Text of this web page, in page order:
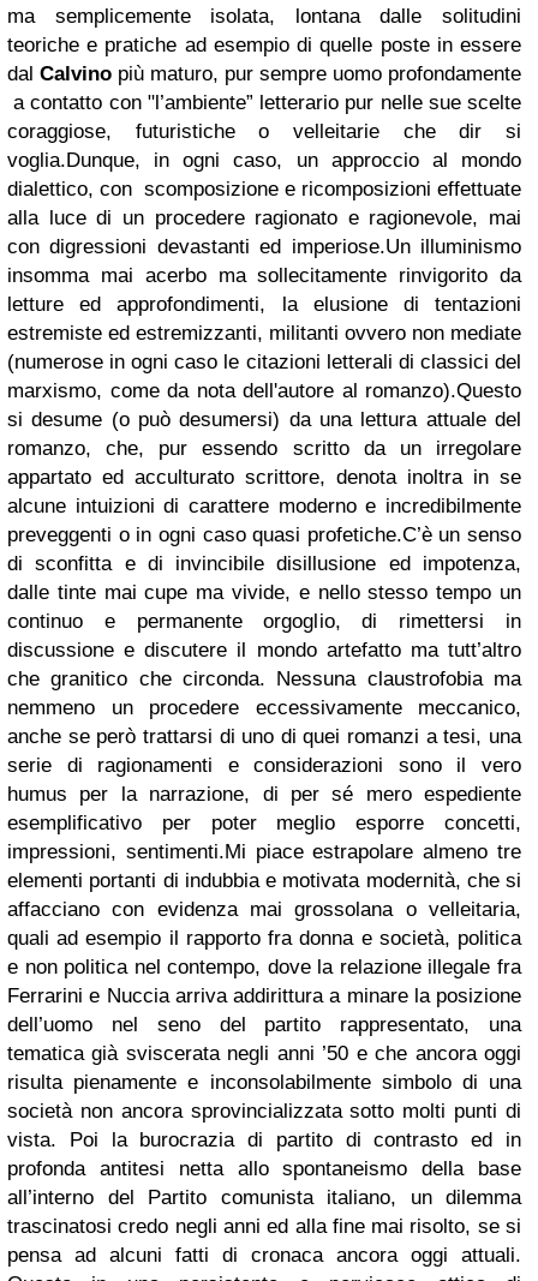
ma semplicemente isolata, lontana dalle solitudini
teoriche e pratiche ad esempio di quelle poste in essere
dal Calvino più maturo, pur sempre uomo profondamente
a contatto con "l’ambiente” letterario pur nelle sue scelte
coraggiose, futuristiche o velleitarie che dir si
voglia.Dunque, in ogni caso, un approccio al mondo
dialettico, con scomposizione e ricomposizioni effettuate
alla luce di un procedere ragionato e ragionevole, mai
con digressioni devastanti ed imperiose.Un illuminismo
insomma mai acerbo ma sollecitamente rinvigorito da
letture ed approfondimenti, la elusione di tentazioni
estremiste ed estremizzanti, militanti ovvero non mediate
(numerose in ogni caso le citazioni letterali di classici del
marxismo, come da nota dell'autore al romanzo).Questo
si desume (o può desumersi) da una lettura attuale del
romanzo, che, pur essendo scritto da un irregolare
appartato ed acculturato scrittore, denota inoltra in se
alcune intuizioni di carattere moderno e incredibilmente
preveggenti o in ogni caso quasi profetiche.C’è un senso
di sconfitta e di invincibile disillusione ed impotenza,
dalle tinte mai cupe ma vivide, e nello stesso tempo un
continuo e permanente orgoglio, di rimettersi in
discussione e discutere il mondo artefatto ma tutt’altro
che granitico che circonda. Nessuna claustrofobia ma
nemmeno un procedere eccessivamente meccanico,
anche se però trattarsi di uno di quei romanzi a tesi, una
serie di ragionamenti e considerazioni sono il vero
humus per la narrazione, di per sé mero espediente
esemplificativo per poter meglio esporre concetti,
impressioni, sentimenti.Mi piace estrapolare almeno tre
elementi portanti di indubbia e motivata modernità, che si
affacciano con evidenza mai grossolana o velleitaria,
quali ad esempio il rapporto fra donna e società, politica
e non politica nel contempo, dove la relazione illegale fra
Ferrarini e Nuccia arriva addirittura a minare la posizione
dell’uomo nel seno del partito rappresentato, una
tematica già sviscerata negli anni ’50 e che ancora oggi
risulta pienamente e inconsolabilmente simbolo di una
società non ancora sprovincializzata sotto molti punti di
vista. Poi la burocrazia di partito di contrasto ed in
profonda antitesi netta allo spontaneismo della base
all’interno del Partito comunista italiano, un dilemma
trascinatosi credo negli anni ed alla fine mai risolto, se si
pensa ad alcuni fatti di cronaca ancora oggi attuali.